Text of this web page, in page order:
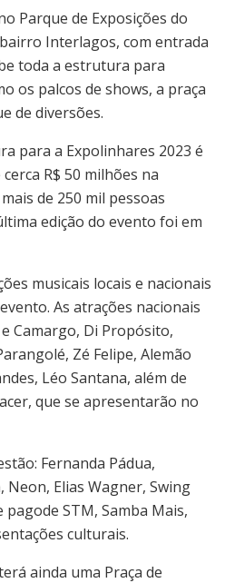
Parque de Exposições do
Interlagos, com entrada
toda a estrutura para
os palcos de shows, a praça
de diversões.
para a Expolinhares 2023 é
R$ 50 milhões na
de 250 mil pessoas
edição do evento foi em
musicais locais e nacionais
As atrações nacionais
Camargo, Di Propósito,
Zé Felipe, Alemão
Léo Santana, além de
que se apresentarão no
Fernanda Pádua,
Neon, Elias Wagner, Swing
STM, Samba Mais,
culturais.
ainda uma Praça de